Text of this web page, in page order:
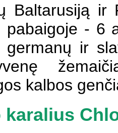
Baltarusiją ir
pabaigoje - 6
germanų ir
kalbos
karalius